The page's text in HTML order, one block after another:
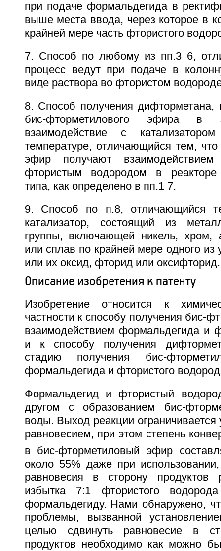
при подаче формальдегида в
выше места ввода, через которое в
крайней мере часть фтористого
7. Способ по любому из пп.3 6,
процесс ведут при подаче в
виде раствора во фтористом
8. Способ получения
бис-фторметилового эфира
взаимодействие с
температуре, отличающийся тем,
эфир получают
фтористым водородом в реакторе
типа, как определено в пп.1 7.
9. Способ по п.8, отличающийся
катализатор, состоящий из
группы, включающей никель, хром,
или сплав по крайней мере одного из
или их оксид, фторид или оксифторид.
Описание изобретения к патенту
Изобретение относится к
частности к способу получения бис-
взаимодействием формальдегида и
и к способу получения
стадию получения бис-
формальдегида и фтористого
Формальдегид и фтористый
другом с образованием бис-
воды. Выход реакции
равновесием, при этом степень
в бис-фторметиловый эфир
около 55% даже при
равновесия в сторону продуктов
избытка 7:1 фтористого
формальдегиду. Нами обнаружено,
проблемы, вызванной
целью сдвинуть равновесие в
продуктов необходимо как можно